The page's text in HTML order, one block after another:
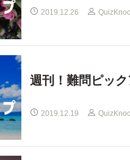
2019.12.26
週刊！難問ピック
2019.12.19